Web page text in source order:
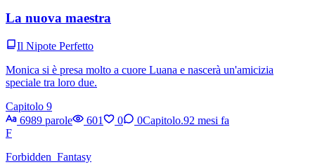
La nuova maestra
Il Nipote Perfetto
Monica si è presa molto a cuore Luana e nascerà un'amicizia
speciale tra loro due.
Capitolo 9
6989 parole
601 0 0Capitolo.92 mesi fa
F
Forbidden_Fantasy